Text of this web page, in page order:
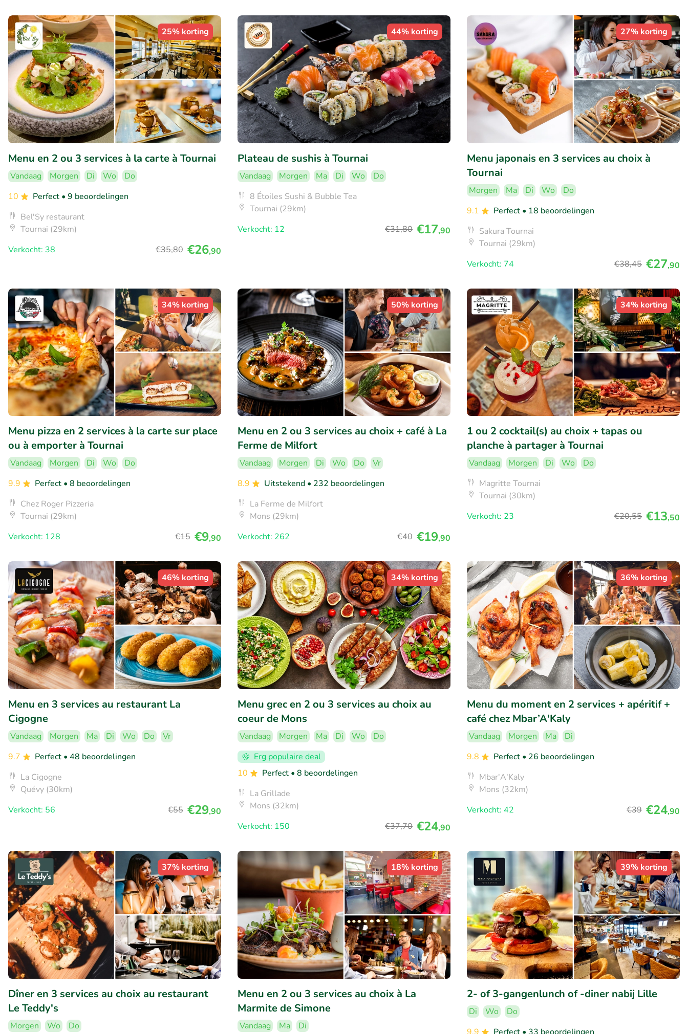
25% korting
Menu en 2 ou 3 services à la carte à Tournai
Vandaag Morgen Di Wo
Do
10
Perfect • 9 beoordelingen
Bel'Sy restaurant
Tournai (29km)
Verkocht: 38
€35,80 €26,90
44% korting
Plateau de sushis à Tournai
Vandaag Morgen Ma Di Wo
Do
8 Étoiles Sushi & Bubble Tea
Tournai (29km)
Verkocht: 12
€31,80 €17,90
27% korting
Menu japonais en 3 services au choix à
Tournai
Morgen Ma Di Wo
Do
9.1
Perfect • 18 beoordelingen
Sakura Tournai
Tournai (29km)
Verkocht: 74
€38,45 €27,90
34% korting
Menu pizza en 2 services à la carte sur place
ou à emporter à Tournai
Vandaag Morgen Di Wo
Do
9.9
Perfect • 8 beoordelingen
Chez Roger Pizzeria
Tournai (29km)
Verkocht: 128
€15 €9,90
50% korting
Menu en 2 ou 3 services au choix + café à La
Ferme de Milfort
Vandaag Morgen Di Wo Do
Vr
8.9
Uitstekend • 232 beoordelingen
La Ferme de Milfort
Mons (29km)
Verkocht: 262
€40 €19,90
34% korting
1 ou 2 cocktail(s) au choix + tapas ou
planche à partager à Tournai
Vandaag Morgen Di Wo
Do
Magritte Tournai
Tournai (30km)
Verkocht: 23
€20,55 €13,50
46% korting
Menu en 3 services au restaurant La
Cigogne
Vandaag Morgen Ma Di Wo Do
Vr
9.7
Perfect • 48 beoordelingen
La Cigogne
Quévy (30km)
Verkocht: 56
€55 €29,90
34% korting
Menu grec en 2 ou 3 services au choix au
coeur de Mons
Vandaag Morgen Ma Di Wo
Do
Erg populaire deal
10
Perfect • 8 beoordelingen
La Grillade
Mons (32km)
Verkocht: 150
€37,70 €24,90
36% korting
Menu du moment en 2 services + apéritif +
café chez Mbar’A'Kaly
Vandaag Morgen Ma
Di
9.8
Perfect • 26 beoordelingen
Mbar'A'Kaly
Mons (32km)
Verkocht: 42
€39 €24,90
37% korting
Dîner en 3 services au choix au restaurant
Le Teddy's
Morgen Wo Do
18% korting
Menu en 2 ou 3 services au choix à La
Marmite de Simone
Vandaag Ma Di
39% korting
2- of 3-gangenlunch of -diner nabij Lille
Di Wo
Do
9.9
Perfect • 33 beoordelingen